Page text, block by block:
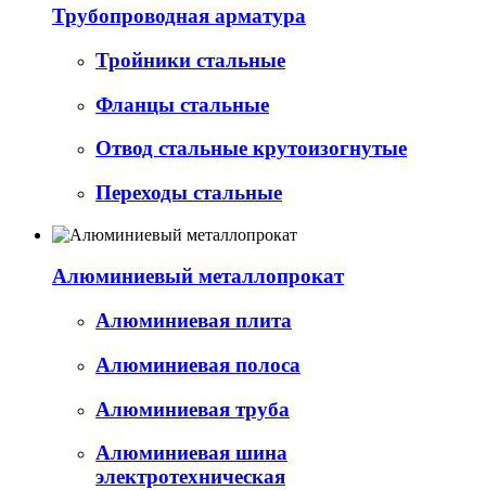
Трубопроводная арматура
Тройники стальные
Фланцы стальные
Отвод стальные крутоизогнутые
Переходы стальные
Алюминиевый металлопрокат
Алюминиевая плита
Алюминиевая полоса
Алюминиевая труба
Алюминиевая шина
электротехническая